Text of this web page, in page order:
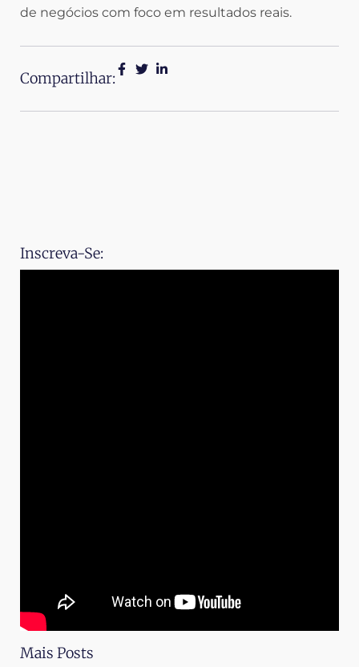
de negócios com foco em resultados reais.
Compartilhar:
Inscreva-Se:
Mais Posts